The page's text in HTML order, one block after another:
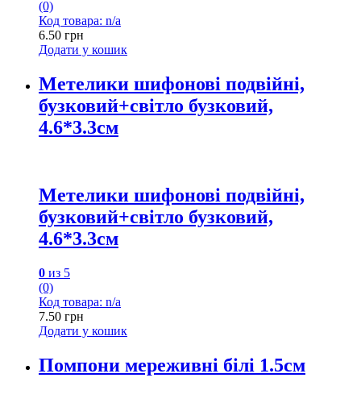
(0)
Код товара: n/a
6.50 грн
Додати у кошик
Метелики шифонові подвійні,
бузковий+світло бузковий,
4.6*3.3см
Метелики шифонові подвійні,
бузковий+світло бузковий,
4.6*3.3см
0 из 5
(0)
Код товара: n/a
7.50 грн
Додати у кошик
Помпони мереживні білі 1.5см